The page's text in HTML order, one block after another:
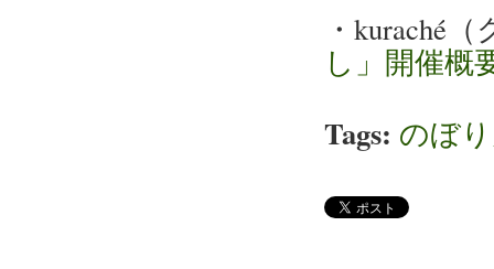
・kuraché
し」開催概
Tags: のぼ